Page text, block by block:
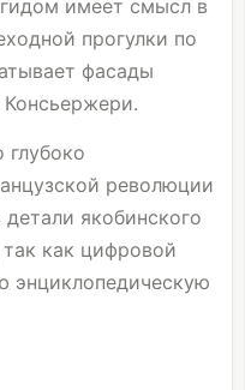
имеет смысл в
прогулки по
фасады
глубоко
революции
якобинского
как цифровой
энциклопедическую